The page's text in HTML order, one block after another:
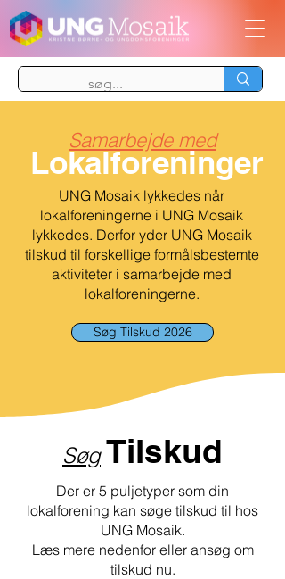
Samarbejdemed
Lokalforeninger
UNG Mosaik lykkedes når
lokalforeningerne i UNG Mosaik
lykkedes. Derfor yder UNG Mosaik
tilskud til forskellige formålsbestemte
aktiviteter i samarbejde med
lokalforeningerne.
Søg Tilskud 2026
SøgTilskud
Der er 5 puljetyper som din
lokalforening kan søge tilskud til hos
UNG Mosaik.
Læs mere nedenfor eller ansøg om
tilskud nu.